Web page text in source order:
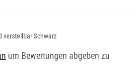
verstellbar Schwarz
um Bewertungen abgeben zu